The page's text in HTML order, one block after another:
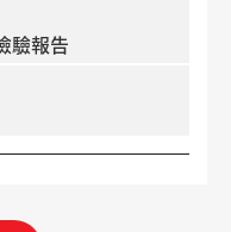
驗報告